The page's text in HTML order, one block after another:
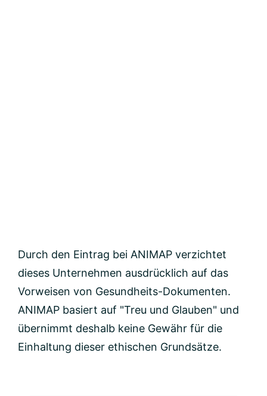
Durch den Eintrag bei ANIMAP verzichtet
dieses Unternehmen ausdrücklich auf das
Vorweisen von Gesundheits-Dokumenten.
ANIMAP basiert auf "Treu und Glauben" und
übernimmt deshalb keine Gewähr für die
Einhaltung dieser ethischen Grundsätze.